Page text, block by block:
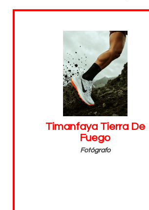
Timanfaya Tierra De
Fuego
Fotógrafo